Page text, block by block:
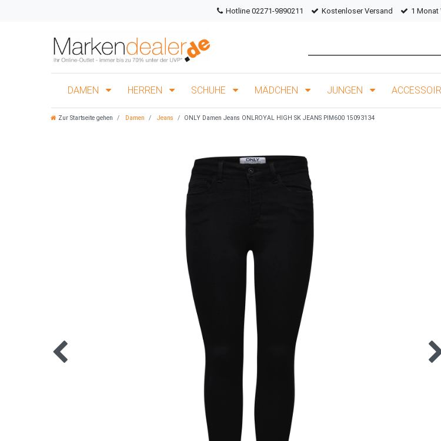
Hotline 02271-9890211 Kostenloser Versand 1 Monat
DAMEN HERREN SCHUHE MÄDCHEN JUNGEN
Zur Startseite gehen Damen Jeans ONLY Damen Jeans ONLROYAL HIGH SK JEANS PIM600 15093134